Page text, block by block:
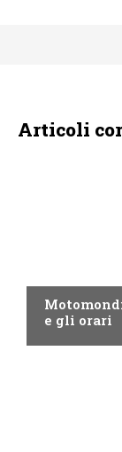
Articoli
e gli orari